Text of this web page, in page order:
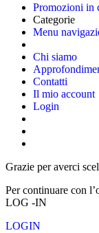
Promozioni in
Categorie
Menu
Chi siamo
Contatti
Il mio account
Login
Grazie per averci
Per continuare con
LOG -IN
LOGIN